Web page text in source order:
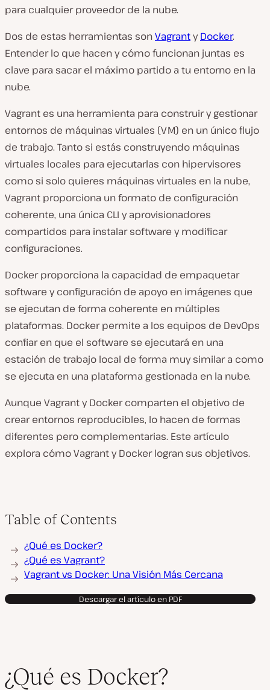
para cualquier proveedor de la nube.
Dos de estas herramientas sonVagrantyDocker.
Entender lo que hacen y cómo funcionan juntas es
clave para sacar el máximo partido a tu entorno en la
nube.
Vagrant es una herramienta para construir y gestionar
entornos de máquinas virtuales (VM) en un único flujo
de trabajo. Tanto si estás construyendo máquinas
virtuales locales para ejecutarlas con hipervisores
como si solo quieres máquinas virtuales en la nube,
Vagrant proporciona un formato de configuración
coherente, una única CLI y aprovisionadores
compartidos para instalar software y modificar
configuraciones.
Docker proporciona la capacidad de empaquetar
software y configuración de apoyo en imágenes que
se ejecutan de forma coherente en múltiples
plataformas. Docker permite a los equipos de DevOps
confiar en que el software se ejecutará en una
estación de trabajo local de forma muy similar a como
se ejecuta en una plataforma gestionada en la nube.
Aunque Vagrant y Docker comparten el objetivo de
crear entornos reproducibles, lo hacen de formas
diferentes pero complementarias. Este artículo
explora cómo Vagrant y Docker logran sus objetivos.
Table of Contents
¿Qué es Docker?
¿Qué es Vagrant?
Vagrant vs Docker: Una Visión Más Cercana
Descargar el artículo en PDF
¿Qué es Docker?